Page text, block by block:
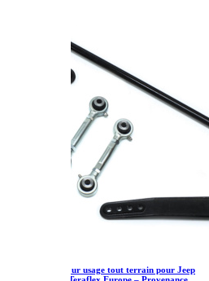
uniquement pour usage tout terrain pour Jeep
de +0″ à 6″ – Teraflex Europe – Provenance